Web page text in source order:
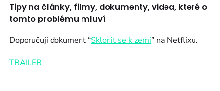
Tipy na články, filmy, dokumenty, videa, které o
tomto problému mluví
Doporučuji dokument “Sklonit se k zemi” na Netflixu.
TRAILER